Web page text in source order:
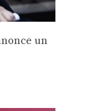
un